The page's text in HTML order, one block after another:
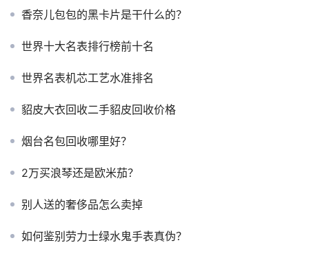
香奈儿包包的黑卡片是干什么的？
世界十大名表排行榜前十名
世界名表机芯工艺水准排名
貂皮大衣回收二手貂皮回收价格
烟台名包回收哪里好？
2万买浪琴还是欧米茄？
别人送的奢侈品怎么卖掉
如何鉴别劳力士绿水鬼手表真伪？